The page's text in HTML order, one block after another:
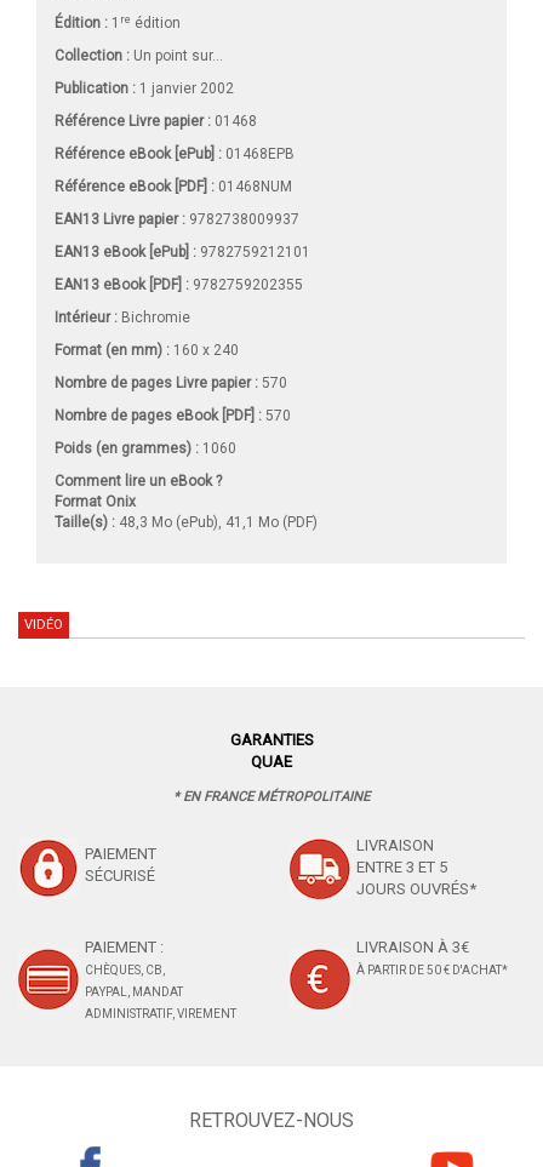
Édition : 1 re édition
Collection : Un point sur...
Publication : 1 janvier 2002
Référence Livre papier : 01468
Référence eBook [ePub] : 01468EPB
Référence eBook [PDF] : 01468NUM
EAN13 Livre papier : 9782738009937
EAN13 eBook [ePub] : 9782759212101
EAN13 eBook [PDF] : 9782759202355
Intérieur : Bichromie
Format (en mm) : 160 x 240
Nombre de pages Livre papier: 570
Nombre de pages eBook [PDF] : 570
Poids (en grammes) : 1060
Comment lire un eBook ?
Format Onix
Taille(s) : 48,3 Mo (ePub), 41,1 Mo (PDF)
VIDÉO
GARANTIES
QUAE
* EN FRANCE MÉTROPOLITAINE
PAIEMENT
SÉCURISÉ
LIVRAISON
ENTRE 3 ET 5
JOURS OUVRÉS*
PAIEMENT :
CHÈQUES, CB,
PAYPAL, MANDAT
ADMINISTRATIF, VIREMENT
LIVRAISON À 3€
À PARTIR DE 50 € D'ACHAT*
RETROUVEZ-NOUS